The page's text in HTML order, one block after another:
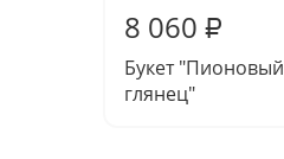
8 060 ₽
Букет "Пионовый
глянец"